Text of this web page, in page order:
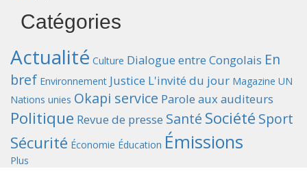
Catégories
Actualité Culture Dialogue entre Congolais En
bref Environnement Justice L'invité du jour Magazine UN
Nations unies Okapi service Parole aux auditeurs
Politique Revue de presse Santé Société Sport
Sécurité Économie Éducation Émissions
Plus